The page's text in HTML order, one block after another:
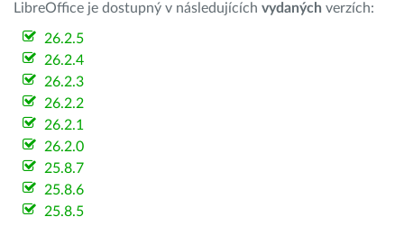
LibreOffice je dostupný v následujících vydaných verzích:
26.2.5
26.2.4
26.2.3
26.2.2
26.2.1
26.2.0
25.8.7
25.8.6
25.8.5